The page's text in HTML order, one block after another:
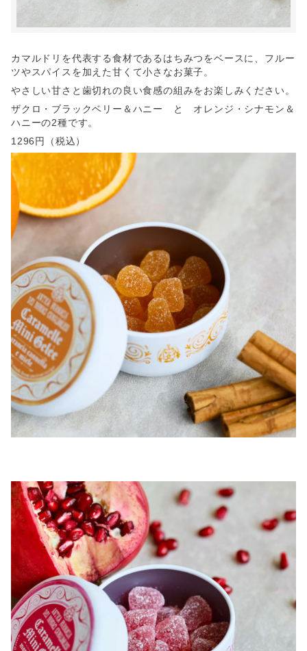
カマルドリを代表する食材であるはちみつをベースに、フルー
ツやスパイスを加えた甘くて小さなお菓子。
やさしい甘さと歯切れの良い食感の組みをお楽しみください。
ザクロ・ブラックベリー＆ハニー と オレンジ・シナモン＆
ハニーの2種です。
1296円（税込）